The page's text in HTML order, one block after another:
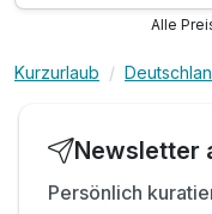
Alle
Kurzurlaub
Newsletter
Persönlich